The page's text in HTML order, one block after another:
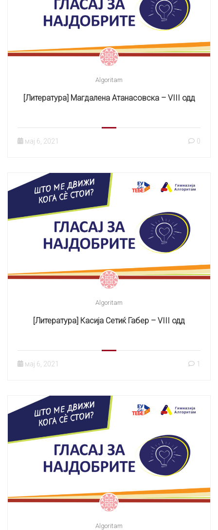
Algoritam
[Литература] Магдалена Атанасовска – VIII одд
мај 6, 2021 0
Algoritam
[Литература] Касија Сетиќ Габер – VIII одд
мај 6, 2021 1
Algoritam